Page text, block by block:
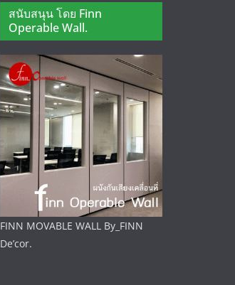
สนับสนุน โดย Finn
Operable Wall.
FINN MOVABLE WALL By_FINN
De’cor.